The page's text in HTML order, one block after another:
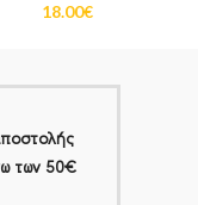
18.00€
των 50€